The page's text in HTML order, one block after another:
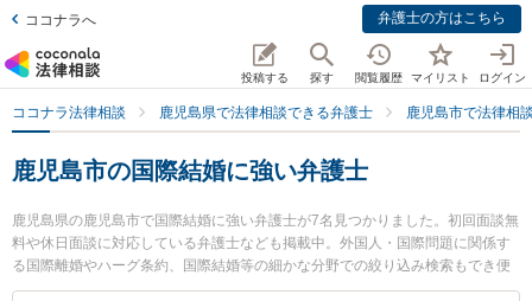
ココナラへ 弁護士の方はこちら
投稿する 探す 閲覧履歴 マイリスト ログイン
ココナラ法律相談 鹿児島県で法律相談できる弁護士 鹿児島市で法律相
鹿児島市の国際結婚に強い弁護士
鹿児島県の鹿児島市で国際結婚に強い弁護士が7名見つかりました。初回面談無
料や休日面談に対応している弁護士なども掲載中。外国人・国際問題に関係す
る国際離婚やハーグ条約、国際結婚等の細かな分野での絞り込み検索もでき便
利です。特に髙橋総合法律事務所の髙橋 昭広弁護士や弁護士法人グレイス 鹿児